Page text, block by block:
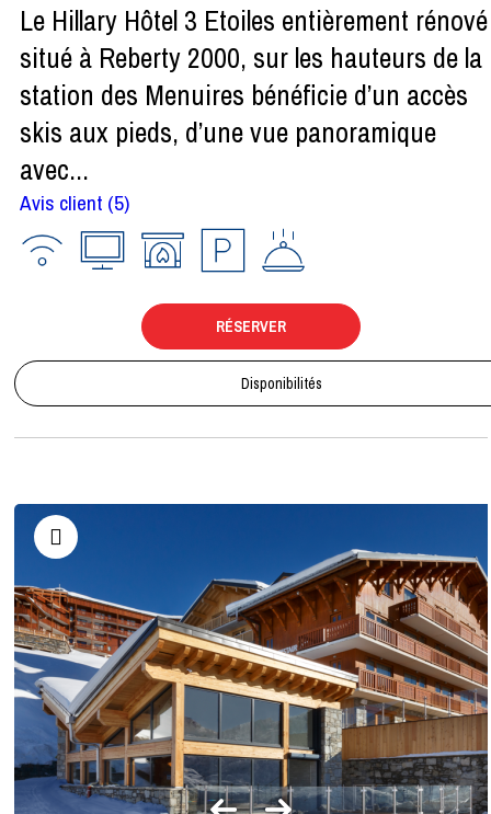
Le Hillary Hôtel 3 Etoiles entièrement rénové
situé à Reberty 2000, sur les hauteurs de la
station des Menuires bénéficie d’un accès
skis aux pieds, d’une vue panoramique
avec...
Avis client (5)
RÉSERVER
Disponibilités